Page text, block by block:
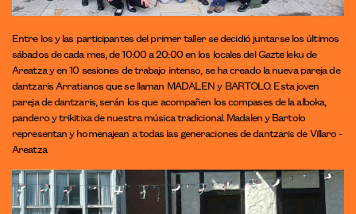
Entre los y las participantes del primer taller se decidió juntarse los últimos
sábados de cada mes, de 10:00 a 20:00 en los locales del Gazte leku de
Areatza y en 10 sesiones de trabajo intenso, se ha creado la nueva pareja de
dantzaris Arratianos que se llaman MADALEN y BARTOLO. Esta joven
pareja de dantzaris, serán los que acompañen los compases de la alboka,
pandero y trikitixa de nuestra música tradicional. Madalen y Bartolo
representan y homenajean a todas las generaciones de dantzaris de Villaro -
Areatza